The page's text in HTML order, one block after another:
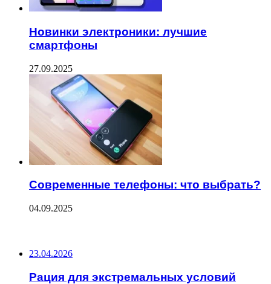
Новинки электроники: лучшие
смартфоны
27.09.2025
Современные телефоны: что выбрать?
04.09.2025
23.04.2026
Рация для экстремальных условий